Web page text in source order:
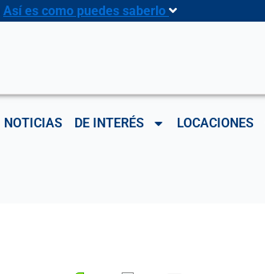
Así es como puedes saberlo
NOTICIAS DE INTERÉS LOCACIONES